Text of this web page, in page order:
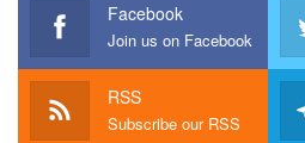
Facebook
Join us on Facebook
RSS
Subscribe our RSS